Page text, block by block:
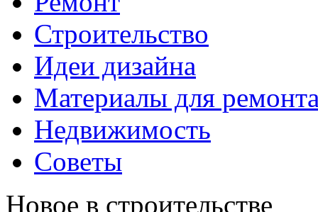
Строительство
Идеи дизайна
Материалы для
Недвижимость
Советы
Новое в строительстве